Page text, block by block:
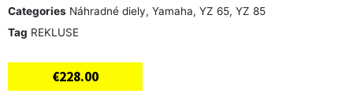
Categories Náhradné diely, Yamaha, YZ 65, YZ 85
Tag REKLUSE
€228.00